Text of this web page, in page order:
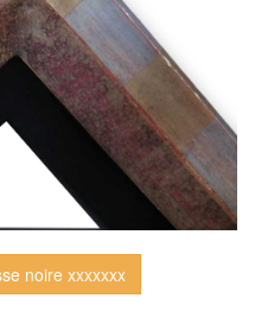
noire xxxxxxx